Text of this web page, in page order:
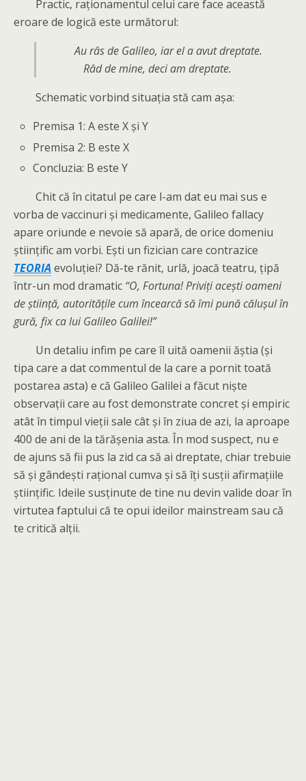
Practic, raționamentul celui care face această
eroare de logică este următorul:
Au râs de Galileo, iar el a avut dreptate.
Râd de mine, deci am dreptate.
Schematic vorbind situația stă cam așa:
Premisa 1: A este X și Y
Premisa 2: B este X
Concluzia: B este Y
Chit că în citatul pe care l-am dat eu mai sus e
vorba de vaccinuri și medicamente, Galileo fallacy
apare oriunde e nevoie să apară, de orice domeniu
științific am vorbi. Ești un fizician care contrazice
TEORIA evoluției? Dă-te rănit, urlă, joacă teatru, țipă
într-un mod dramatic “O, Fortuna! Priviți acești oameni
de știință, autoritățile cum încearcă să îmi pună călușul în
gură, fix ca lui Galileo Galilei!”
Un detaliu infim pe care îl uită oamenii ăștia (și
tipa care a dat commentul de la care a pornit toată
postarea asta) e că Galileo Galilei a făcut niște
observații care au fost demonstrate concret și empiric
atât în timpul vieții sale cât și în ziua de azi, la aproape
400 de ani de la tărășenia asta. În mod suspect, nu e
de ajuns să fii pus la zid ca să ai dreptate, chiar trebuie
să și gândești rațional cumva și să îți susții afirmațiile
științific. Ideile susținute de tine nu devin valide doar în
virtutea faptului că te opui ideilor mainstream sau că
te critică alții.